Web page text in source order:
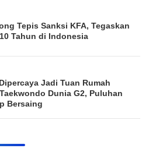
Tepis Sanksi KFA, Tegaskan
Tahun di Indonesia
Jadi Tuan Rumah
Dunia G2, Puluhan
Bersaing